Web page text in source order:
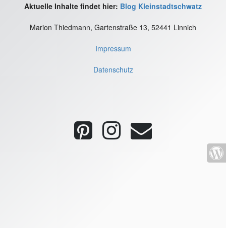
Aktuelle Inhalte findet hier: Blog Kleinstadtschwatz
Marion Thiedmann, Gartenstraße 13, 52441 Linnich
Impressum
Datenschutz